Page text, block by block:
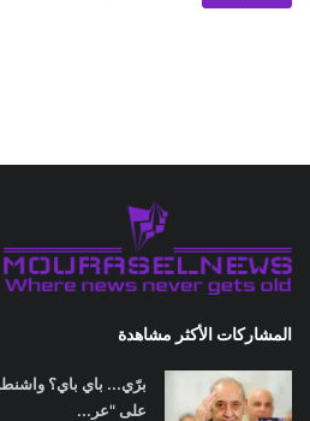
المشاركات الأكثر مشاهدة
برّي... باي باي؟
على "عر...